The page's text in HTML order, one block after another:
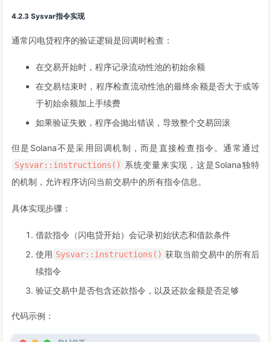
4.2.3 Sysvar指令实现
通常闪电贷程序的验证逻辑是回调时检查：
在交易开始时，程序记录流动性池的初始余额
在交易结束时，程序检查流动性池的最终余额是否大于或等
于初始余额加上手续费
如果验证失败，程序会抛出错误，导致整个交易回滚
但是Solana不是采用回调机制，而是直接检查指令。通常通过
Sysvar::instructions() 系统变量来实现，这是Solana独特
的机制，允许程序访问当前交易中的所有指令信息。
具体实现步骤：
借款指令（闪电贷开始）会记录初始状态和借款条件
使用 Sysvar::instructions() 获取当前交易中的所有后
续指令
验证交易中是否包含还款指令，以及还款金额是否足够
代码示例：